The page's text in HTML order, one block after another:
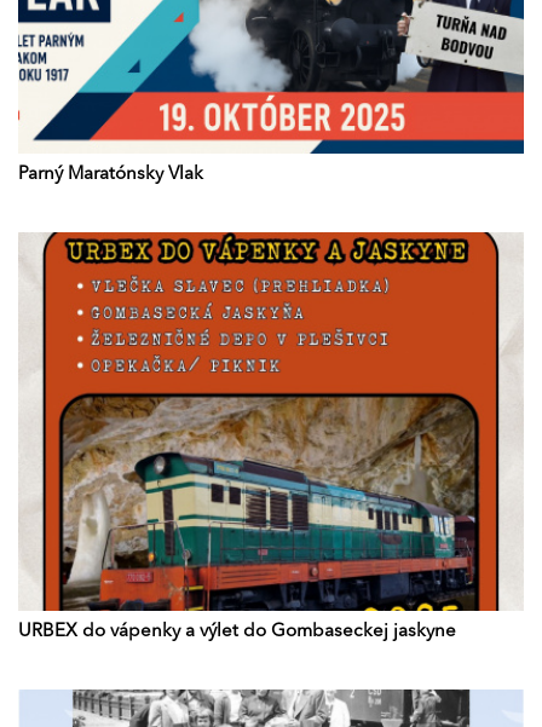
Parný Maratónsky Vlak
URBEX do vápenky a výlet do Gombaseckej jaskyne